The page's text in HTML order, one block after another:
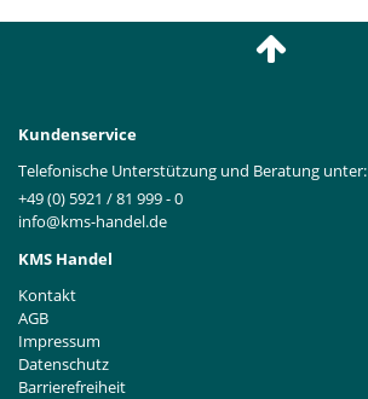
Kundenservice
Telefonische Unterstützung und Beratung unter:
+49 (0) 5921 / 81 999 - 0
info@kms-handel.de
KMS Handel
Kontakt
AGB
Impressum
Datenschutz
Barrierefreiheit